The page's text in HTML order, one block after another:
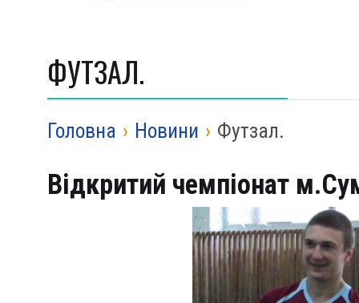
ФУТЗАЛ.
Головна › Новини › Футзал.
Відкритий чемпіонат